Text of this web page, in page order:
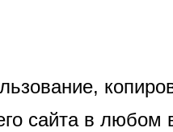
сайта в любом